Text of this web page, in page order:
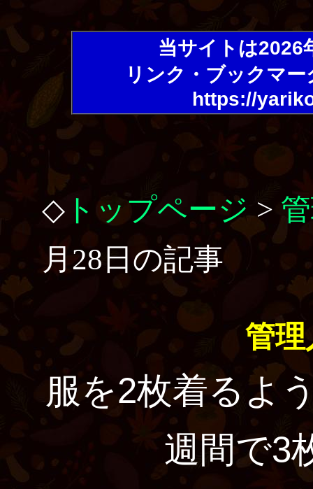
当サイトは2026
リンク・ブックマ
https://
◇ トップページ>
月28日の記事
管理
服を2枚着るよ
週間で3